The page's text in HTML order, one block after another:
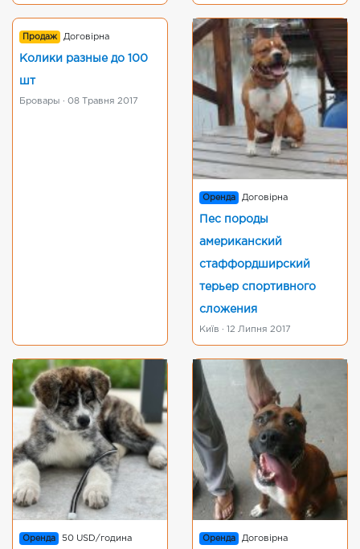
Продаж Договірна
Колики разные до 100
шт
Бровары · 08 Травня 2017
Оренда Договірна
Пес породы
американский
стаффордширский
терьер спортивного
сложения
Київ · 12 Липня 2017
Оренда 50 USD/година Оренда Договірна